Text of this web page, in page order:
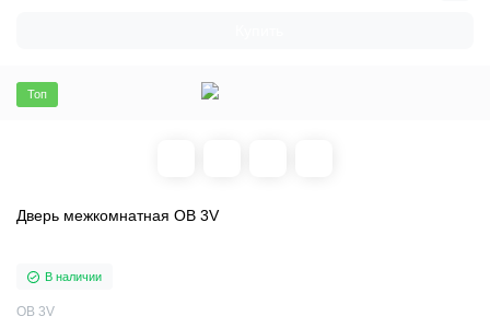
Топ
Дверь межкомнатная OB 3V
В наличии
OB 3V